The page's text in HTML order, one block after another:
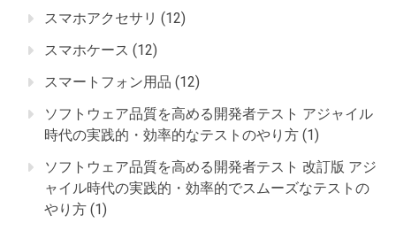
スマホアクセサリ (12)
スマホケース (12)
スマートフォン用品 (12)
ソフトウェア品質を高める開発者テスト アジャイル
時代の実践的・効率的なテストのやり方 (1)
ソフトウェア品質を高める開発者テスト 改訂版 アジ
ャイル時代の実践的・効率的でスムーズなテストの
やり方 (1)